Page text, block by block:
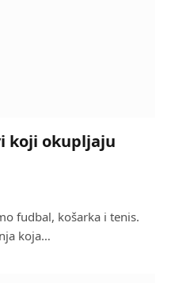
koji okupljaju
fudbal, košarka i tenis.
koja…